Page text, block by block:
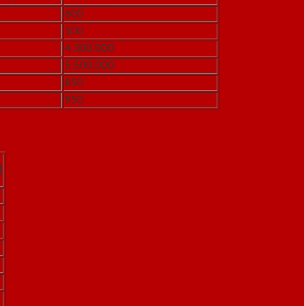
600
100
4.300.000
5.500.000
850
950